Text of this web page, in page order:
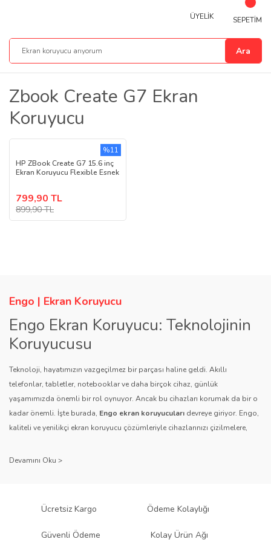
Ara
ÜYELİK SEPETİM
Zbook Create G7 Ekran
Koruyucu
HP ZBook Create G7 15.6 inç
Ekran Koruyucu Flexible Esnek
799,90 TL
899,90 TL
%11
Engo | Ekran Koruyucu
Engo Ekran Koruyucu: Teknolojinin
Koruyucusu
Teknoloji, hayatımızın vazgeçilmez bir parçası haline geldi. Akıllı
telefonlar, tabletler, notebooklar ve daha birçok cihaz, günlük
yaşamımızda önemli bir rol oynuyor. Ancak bu cihazları korumak da bir o
kadar önemli. İşte burada, Engo ekran koruyucuları devreye giriyor. Engo,
kaliteli ve yenilikçi ekran koruyucu çözümleriyle cihazlarınızı çizilmelere,
sağlıyor.
Engo ekran koruyucuları
, uzun yıllara dayanan tecrübesi ve teknolojiye
ürününü titiz bir kalite kontrol sürecinden geçirir. Kullanıcı dostu tasarımı
Ücretsiz Kargo Ödeme Kolaylığı
Güvenli Ödeme Kolay Ürün Ağı